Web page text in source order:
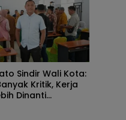
Sindir Wali Kota:
Kritik, Kerja
Dinanti